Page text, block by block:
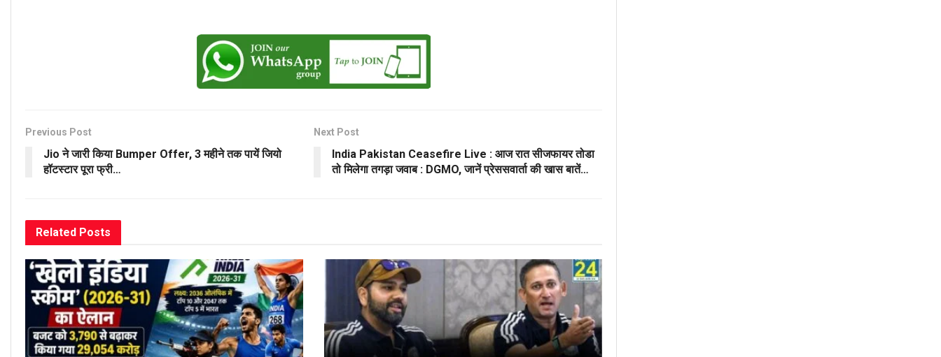
Previous Post
Jio ने जारी किया Bumper Offer, 3 महीने तक पायें जियो
हॉटस्टार पूरा फ्री…
Next Post
India Pakistan Ceasefire Live : आज रात सीजफायर तोडा
तो मिलेगा तगड़ा जवाब : DGMO, जानें प्रेससवार्ता की खास बातें…
Related Posts